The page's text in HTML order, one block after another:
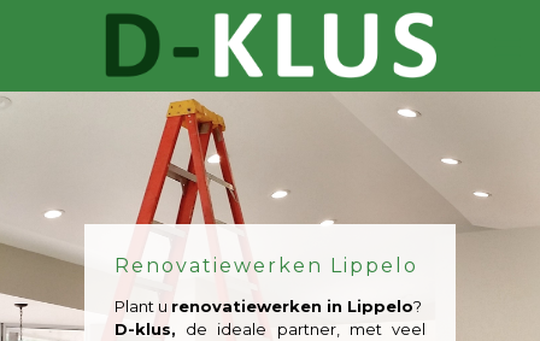
Renovatiewerken Lippelo
Plant u renovatiewerken in Lippelo?
D-klus, de ideale partner, met veel